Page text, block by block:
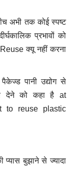
अभी तक कोई स्पष्ट
प्रभावों को
क्यू नहीं करना
पानी उद्योग से
देने को कहा है at
to reuse plastic
बुझाने से ज्यादा